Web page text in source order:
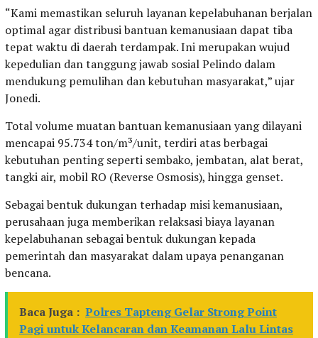
“Kami memastikan seluruh layanan kepelabuhanan berjalan
optimal agar distribusi bantuan kemanusiaan dapat tiba
tepat waktu di daerah terdampak. Ini merupakan wujud
kepedulian dan tanggung jawab sosial Pelindo dalam
mendukung pemulihan dan kebutuhan masyarakat,” ujar
Jonedi.
Total volume muatan bantuan kemanusiaan yang dilayani
mencapai 95.734 ton/m³/unit, terdiri atas berbagai
kebutuhan penting seperti sembako, jembatan, alat berat,
tangki air, mobil RO (Reverse Osmosis), hingga genset.
Sebagai bentuk dukungan terhadap misi kemanusiaan,
perusahaan juga memberikan relaksasi biaya layanan
kepelabuhanan sebagai bentuk dukungan kepada
pemerintah dan masyarakat dalam upaya penanganan
bencana.
Baca Juga : Polres Tapteng Gelar Strong Point
Pagi untuk Kelancaran dan Keamanan Lalu Lintas